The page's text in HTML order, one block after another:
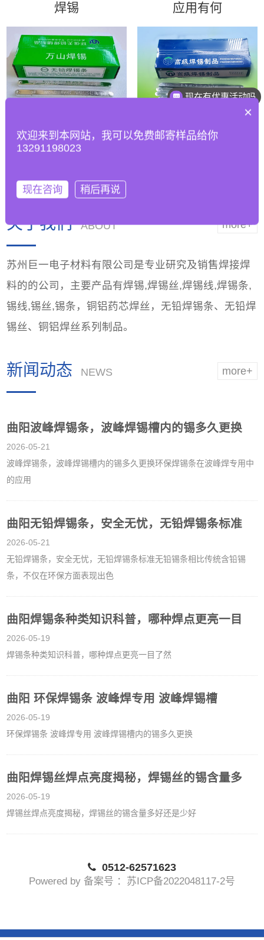
焊锡
应用有何
曲阳如何优化波峰焊
工艺参数以适应无铅
曲阳63锡条 | 超高性
more+
关于我们 ABOUT
苏州巨一电子材料有限公司是专业研究及销售焊接焊
料的的公司，主要产品有焊锡,焊锡丝,焊锡线,焊锡条,
锡线,锡丝,锡条，铜铝药芯焊丝，无铅焊锡条、无铅焊
锡丝、铜铝焊丝系列制品。
more+
新闻动态 NEWS
曲阳波峰焊锡条，波峰焊锡槽内的锡多久更换
2026-05-21
波峰焊锡条，波峰焊锡槽内的锡多久更换环保焊锡条在波峰焊专用中
的应用
曲阳无铅焊锡条，安全无忧，无铅焊锡条标准
2026-05-21
无铅焊锡条，安全无忧，无铅焊锡条标准无铅锡条相比传统含铅锡
条，不仅在环保方面表现出色
曲阳焊锡条种类知识科普，哪种焊点更亮一目
2026-05-19
焊锡条种类知识科普，哪种焊点更亮一目了然
曲阳 环保焊锡条 波峰焊专用 波峰焊锡槽
2026-05-19
环保焊锡条 波峰焊专用 波峰焊锡槽内的锡多久更换
曲阳焊锡丝焊点亮度揭秘，焊锡丝的锡含量多
2026-05-19
焊锡丝焊点亮度揭秘，焊锡丝的锡含量多好还是少好
0512-62571623
Powered by 备案号 ：苏ICP备2022048117-2号
现在有优惠活动吗
×
欢迎来到本网站，我可以免费邮寄样品给你
13291198023
现在咨询 稍后再说